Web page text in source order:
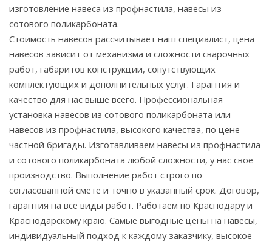
изготовление навеса из профнастила, навесы из
сотового поликарбоната.
Стоимость навесов рассчитывает наш специалист, цена
навесов зависит от механизма и сложности сварочных
работ, габаритов конструкции, сопутствующих
комплектующих и дополнительных услуг. Гарантия и
качество для нас выше всего. Профессиональная
установка навесов из сотового поликарбоната или
навесов из профнастила, высокого качества, по цене
частной бригады. Изготавливаем навесы из профнастила
и сотового поликарбоната любой сложности, у нас свое
производство. Выполнение работ строго по
согласованной смете и точно в указанный срок. Договор,
гарантия на все виды работ. Работаем по Краснодару и
Краснодарскому краю. Самые выгодные цены на навесы,
индивидуальный подход к каждому заказчику, высокое